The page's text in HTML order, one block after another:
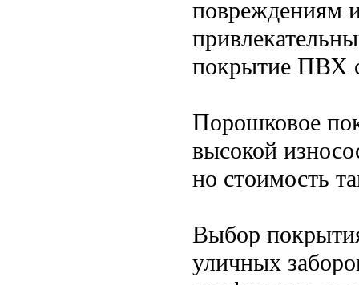
повреждениям
покрытие ПВХ
Порошковое
высокой
но стоимость
Выбор
уличных